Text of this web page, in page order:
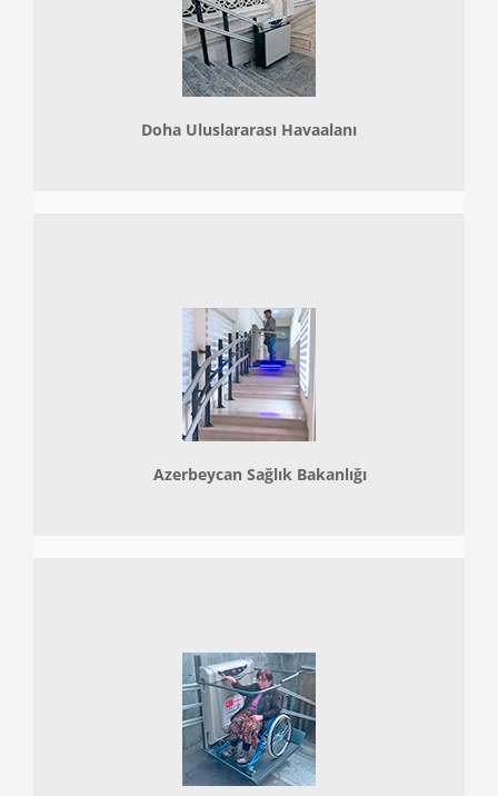
Doha Uluslararası Havaalanı
Azerbeycan Sağlık Bakanlığı